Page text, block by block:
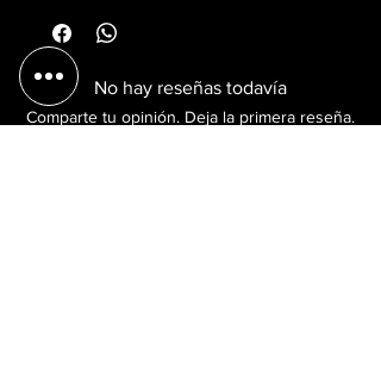
No hay reseñas todavía
Comparte tu opinión. Deja la primera reseña.